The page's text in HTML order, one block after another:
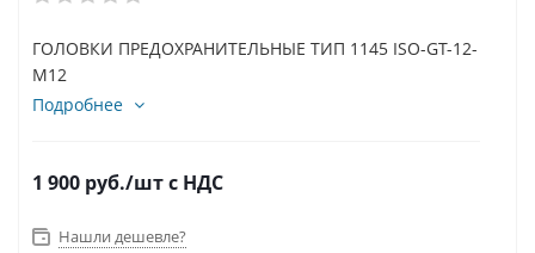
ГОЛОВКИ ПРЕДОХРАНИТЕЛЬНЫЕ ТИП 1145 ISO-GT-12-
M12
Подробнее
1 900 руб./штс НДС
Нашли дешевле?